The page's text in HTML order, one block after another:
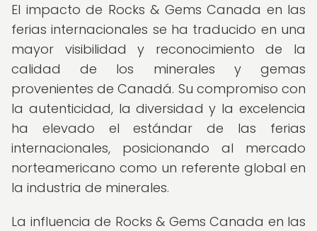
El impacto de Rocks & Gems Canada en las
ferias internacionales se ha traducido en una
mayor visibilidad y reconocimiento de la
calidad de los minerales y gemas
provenientes de Canadá. Su compromiso con
la autenticidad, la diversidad y la excelencia
ha elevado el estándar de las ferias
internacionales, posicionando al mercado
norteamericano como un referente global en
la industria de minerales.
La influencia de Rocks & Gems Canada en las